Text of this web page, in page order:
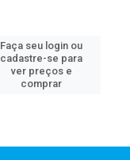
Faça seu login ou
cadastre-se para
ver preços e
comprar